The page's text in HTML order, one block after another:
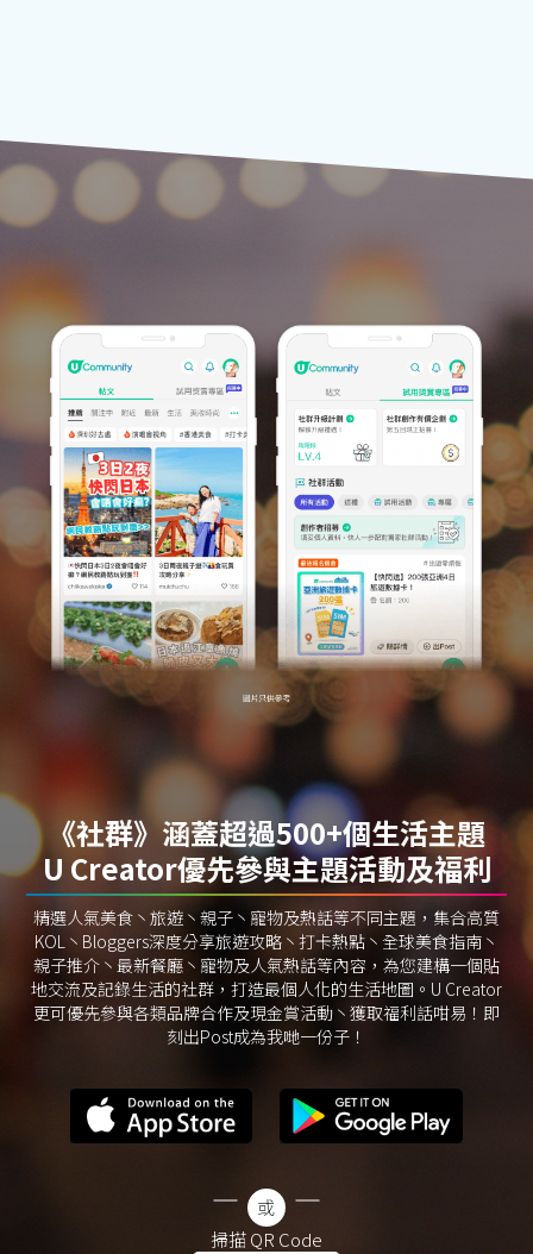
《社群》涵蓋超過500+個生活主題
U Creator優先參與主題活動及福利
精選人氣美食丶旅遊丶親子丶寵物及熱話等不同主題，集合高質
KOL丶Bloggers深度分享旅遊攻略丶打卡熱點丶全球美食指南丶
親子推介丶最新餐廳丶寵物及人氣熱話等內容，為您建構一個貼
地交流及記錄生活的社群，打造最個人化的生活地圖。U Creator
更可優先參與各類品牌合作及現金賞活動丶獲取福利話咁易！即
刻出Post成為我哋一份子！
掃描 QR Code